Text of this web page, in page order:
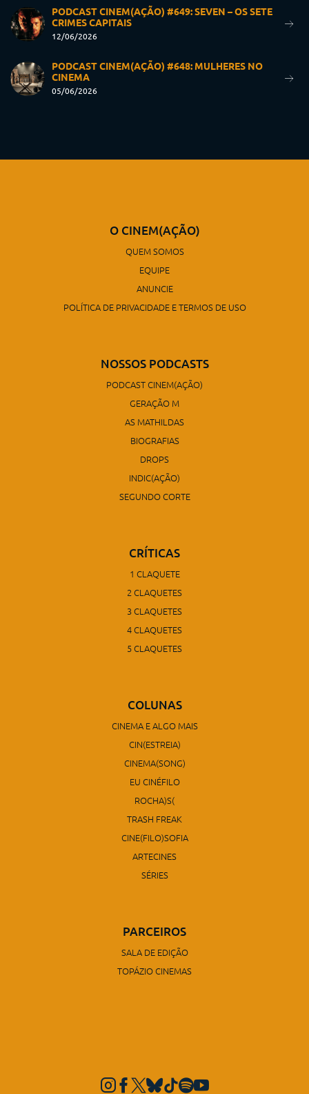
PODCAST CINEM(AÇÃO) #649: SEVEN – OS SETE
CRIMES CAPITAIS
12/06/2026
PODCAST CINEM(AÇÃO) #648: MULHERES NO
CINEMA
05/06/2026
O CINEM(AÇÃO)
QUEM SOMOS
EQUIPE
ANUNCIE
POLÍTICA DE PRIVACIDADE E TERMOS DE USO
NOSSOS PODCASTS
PODCAST CINEM(AÇÃO)
GERAÇÃO M
AS MATHILDAS
BIOGRAFIAS
DROPS
INDIC(AÇÃO)
SEGUNDO CORTE
CRÍTICAS
1 CLAQUETE
2 CLAQUETES
3 CLAQUETES
4 CLAQUETES
5 CLAQUETES
COLUNAS
CINEMA E ALGO MAIS
CIN(ESTREIA)
CINEMA(SONG)
EU CINÉFILO
ROCHA)S(
TRASH FREAK
CINE(FILO)SOFIA
ARTECINES
SÉRIES
PARCEIROS
SALA DE EDIÇÃO
TOPÁZIO CINEMAS